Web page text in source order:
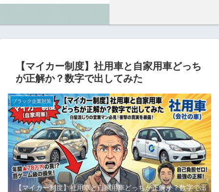
【マイカー制度】社用車と自家用車どっち
が正解か？数字で出してみた
ブラック企業対策
【マイカー制度】社用車と自家用車どっちが正解か？数字で出